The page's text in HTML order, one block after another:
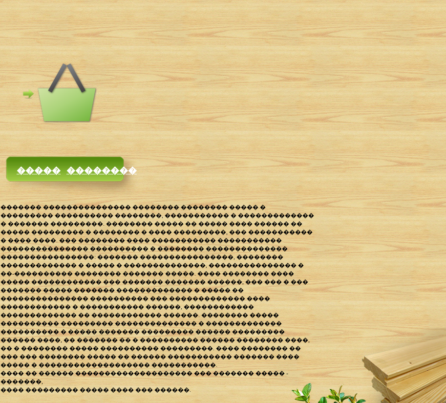
����� ��������
������� ��������������� �������� �������� ����� �
��������� ���������� ��������, ����������� � �������������
� ������� ���������. �������� ����� �� ����� ���� ������ ��
����� ��������� � �������� � ���� ���������, ��� �����������
� ���� ����. ��� �������� ���� ����������� �����������
��������������� ���������� � �������� ��������������
����������������: ������� ����������������, ��������
������������� � ����� � ��������������, ��������������� �
��-���������� �������� ������� �����. ���� �������� ����
����� ������������ ��� ������� ������� ������, ��� ��� � ���
������� ����� ������� ������������� � ����� ��
��������������� ���������� ��� ������������� ����
������������ � ����������� ������, ������������
������������� �� ������������ ������. �������� �����
���������� ��������� �������������� � �������������
���������� � ����� ������� ��������� ������ ���������
������ ����, �� ������� �� � ���������� ������ �������� ����,
�� � �������� ����� ���������� ���������. ���� �������� ��
��� ��� �������� ����� �� ������ ����������� ������� ����
����� � ������������������� �����������.
���� �� ������ �������������������� ��� ������� ����� -
�������,
���� ��������� ����� ���� ��� ������.